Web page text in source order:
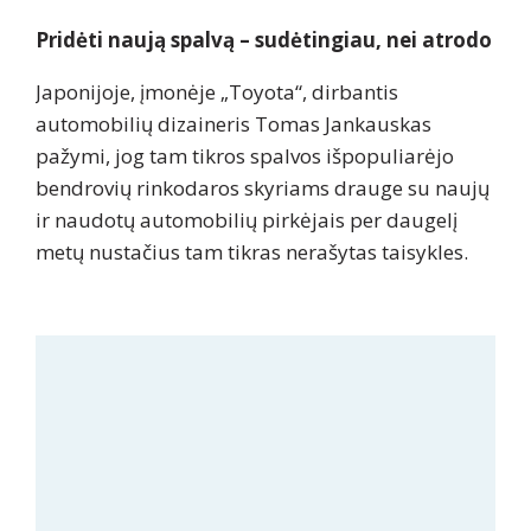
Pridėti naują spalvą – sudėtingiau, nei atrodo
Japonijoje, įmonėje „Toyota“, dirbantis
automobilių dizaineris Tomas Jankauskas
pažymi, jog tam tikros spalvos išpopuliarėjo
bendrovių rinkodaros skyriams drauge su naujų
ir naudotų automobilių pirkėjais per daugelį
metų nustačius tam tikras nerašytas taisykles.